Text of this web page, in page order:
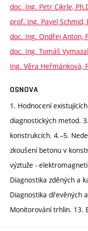
doc. Ing. Petr Cikrle,
prof. Ing. Pavel Schmid,
doc. Ing. Ondřej Anton,
doc. Ing. Tomáš
Ing. Věra Heřmánková,
OSNOVA
1. Hodnocení
diagnostických metod.
konstrukcích. 4.–5.
zkoušení betonu v
výztuže -
Diagnostika zděných a
Diagnostika dřevěných
Monitorování trhlin. 13.